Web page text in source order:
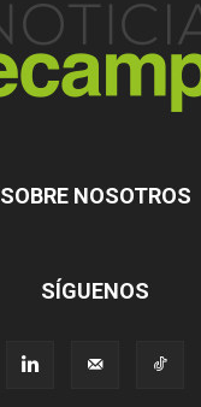
SOBRE NOSOTROS
SÍGUENOS